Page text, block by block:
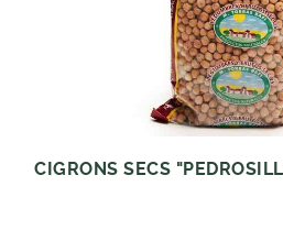
CIGRONS SECS